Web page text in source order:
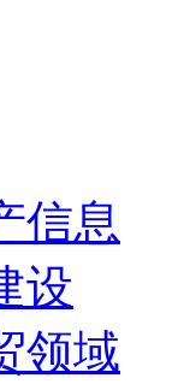
信息
设
领域